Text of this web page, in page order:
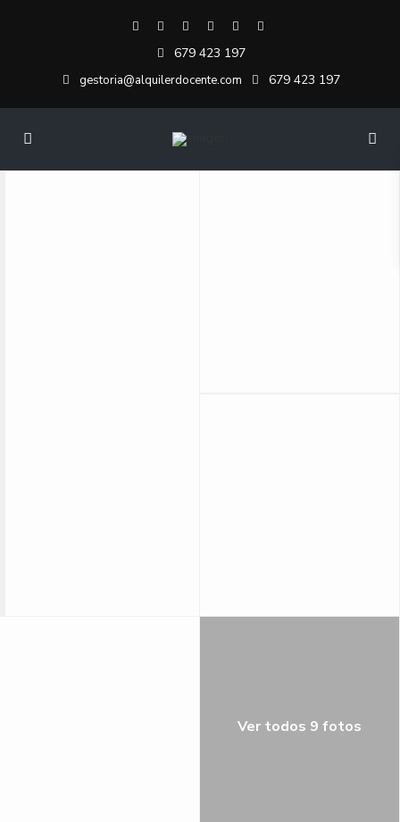
679 423 197
gestoria@alquilerdocente.com 679 423 197
Ver todos 9 fotos